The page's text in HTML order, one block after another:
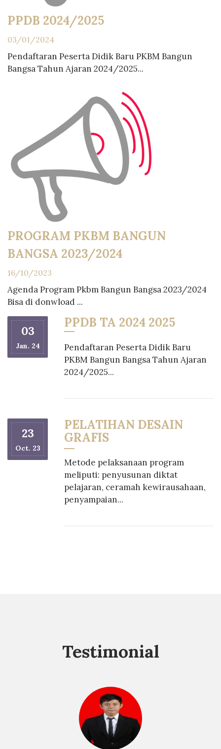
PPDB 2024/2025
03/01/2024
Pendaftaran Peserta Didik Baru PKBM Bangun
Bangsa Tahun Ajaran 2024/2025...
PROGRAM PKBM BANGUN
BANGSA 2023/2024
16/10/2023
Agenda Program Pkbm Bangun Bangsa 2023/2024
Bisa di donwload ...
03
Jan. 24
PPDB TA 2024 2025
Pendaftaran Peserta Didik Baru
PKBM Bangun Bangsa Tahun Ajaran
2024/2025...
23
Oct. 23
PELATIHAN DESAIN
GRAFIS
Metode pelaksanaan program
meliputi: penyusunan diktat
pelajaran, ceramah kewirausahaan,
penyampaian...
Testimonial